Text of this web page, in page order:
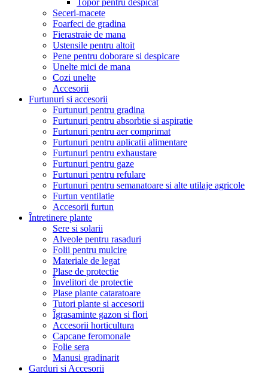
Seceri-macete
Foarfeci de gradina
Fierastraie de mana
Ustensile pentru altoit
Pene pentru doborare si despicare
Unelte mici de mana
Cozi unelte
Accesorii
Furtunuri si accesorii
Furtunuri pentru gradina
Furtunuri pentru absorbtie si aspiratie
Furtunuri pentru aer comprimat
Furtunuri pentru aplicatii alimentare
Furtunuri pentru exhaustare
Furtunuri pentru gaze
Furtunuri pentru refulare
Furtunuri pentru semanatoare si alte utilaje agricole
Furtun ventilatie
Accesorii furtun
Întretinere plante
Sere si solarii
Alveole pentru rasaduri
Folii pentru mulcire
Materiale de legat
Plase de protectie
Învelitori de protectie
Plase plante cataratoare
Tutori plante si accesorii
Îgrasaminte gazon si flori
Accesorii horticultura
Capcane feromonale
Folie sera
Manusi gradinarit
Garduri si Accesorii